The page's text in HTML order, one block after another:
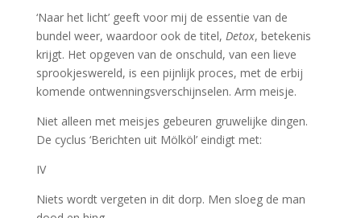
‘Naar het licht’ geeft voor mij de essentie van de
bundel weer, waardoor ook de titel, Detox, betekenis
krijgt. Het opgeven van de onschuld, van een lieve
sprookjeswereld, is een pijnlijk proces, met de erbij
komende ontwenningsverschijnselen. Arm meisje.
Niet alleen met meisjes gebeuren gruwelijke dingen.
De cyclus ‘Berichten uit Mölköl’ eindigt met:
IV
Niets wordt vergeten in dit dorp. Men sloeg de man